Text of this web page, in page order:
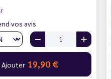
vos avis
Ajouter 19,90 €